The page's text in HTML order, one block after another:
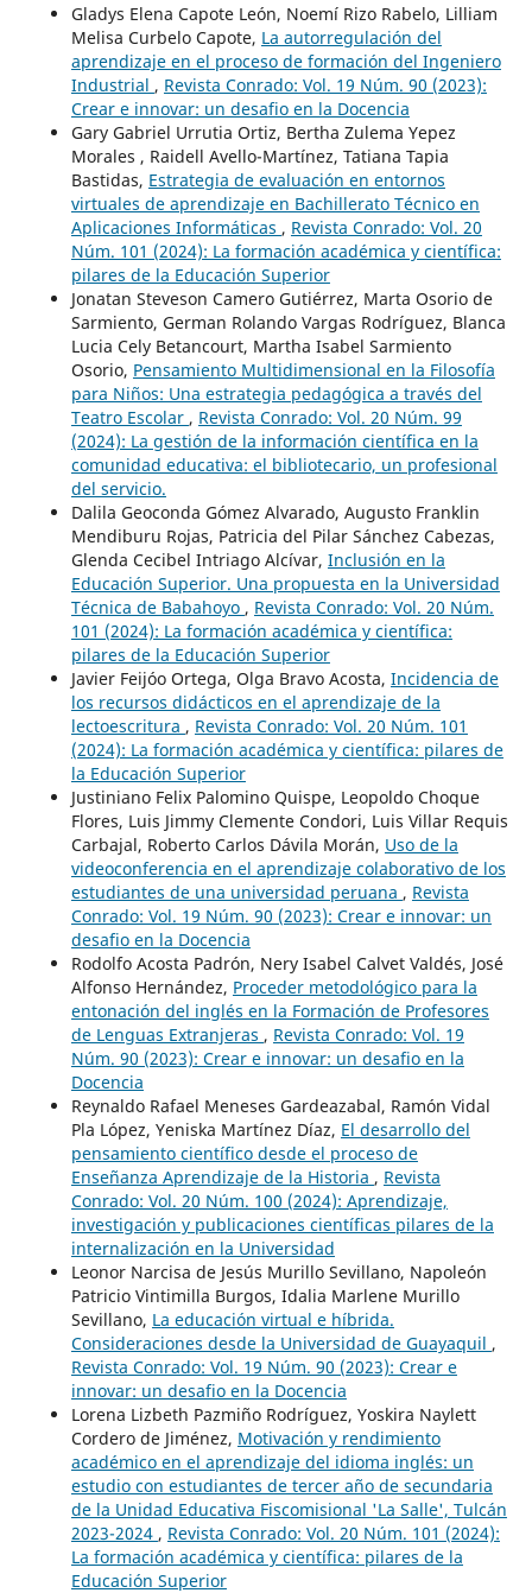
Gladys Elena Capote León, Noemí Rizo Rabelo, Lilliam
Melisa Curbelo Capote, La autorregulación del
aprendizaje en el proceso de formación del Ingeniero
Industrial , Revista Conrado: Vol. 19 Núm. 90 (2023):
Crear e innovar: un desafio en la Docencia
Gary Gabriel Urrutia Ortiz, Bertha Zulema Yepez
Morales , Raidell Avello-Martínez, Tatiana Tapia
Bastidas, Estrategia de evaluación en entornos
virtuales de aprendizaje en Bachillerato Técnico en
Aplicaciones Informáticas , Revista Conrado: Vol. 20
Núm. 101 (2024): La formación académica y científica:
pilares de la Educación Superior
Jonatan Steveson Camero Gutiérrez, Marta Osorio de
Sarmiento, German Rolando Vargas Rodríguez, Blanca
Lucia Cely Betancourt, Martha Isabel Sarmiento
Osorio, Pensamiento Multidimensional en la Filosofía
para Niños: Una estrategia pedagógica a través del
Teatro Escolar , Revista Conrado: Vol. 20 Núm. 99
(2024): La gestión de la información científica en la
comunidad educativa: el bibliotecario, un profesional
del servicio.
Dalila Geoconda Gómez Alvarado, Augusto Franklin
Mendiburu Rojas, Patricia del Pilar Sánchez Cabezas,
Glenda Cecibel Intriago Alcívar, Inclusión en la
Educación Superior. Una propuesta en la Universidad
Técnica de Babahoyo , Revista Conrado: Vol. 20 Núm.
101 (2024): La formación académica y científica:
pilares de la Educación Superior
Javier Feijóo Ortega, Olga Bravo Acosta, Incidencia de
los recursos didácticos en el aprendizaje de la
lectoescritura , Revista Conrado: Vol. 20 Núm. 101
(2024): La formación académica y científica: pilares de
la Educación Superior
Justiniano Felix Palomino Quispe, Leopoldo Choque
Flores, Luis Jimmy Clemente Condori, Luis Villar Requis
Carbajal, Roberto Carlos Dávila Morán, Uso de la
videoconferencia en el aprendizaje colaborativo de los
estudiantes de una universidad peruana , Revista
Conrado: Vol. 19 Núm. 90 (2023): Crear e innovar: un
desafio en la Docencia
Rodolfo Acosta Padrón, Nery Isabel Calvet Valdés, José
Alfonso Hernández, Proceder metodológico para la
entonación del inglés en la Formación de Profesores
de Lenguas Extranjeras , Revista Conrado: Vol. 19
Núm. 90 (2023): Crear e innovar: un desafio en la
Docencia
Reynaldo Rafael Meneses Gardeazabal, Ramón Vidal
Pla López, Yeniska Martínez Díaz, El desarrollo del
pensamiento científico desde el proceso de
Enseñanza Aprendizaje de la Historia , Revista
Conrado: Vol. 20 Núm. 100 (2024): Aprendizaje,
investigación y publicaciones científicas pilares de la
internalización en la Universidad
Leonor Narcisa de Jesús Murillo Sevillano, Napoleón
Patricio Vintimilla Burgos, Idalia Marlene Murillo
Sevillano, La educación virtual e híbrida.
Consideraciones desde la Universidad de Guayaquil ,
Revista Conrado: Vol. 19 Núm. 90 (2023): Crear e
innovar: un desafio en la Docencia
Lorena Lizbeth Pazmiño Rodríguez, Yoskira Naylett
Cordero de Jiménez, Motivación y rendimiento
académico en el aprendizaje del idioma inglés: un
estudio con estudiantes de tercer año de secundaria
de la Unidad Educativa Fiscomisional 'La Salle', Tulcán
2023-2024 , Revista Conrado: Vol. 20 Núm. 101 (2024):
La formación académica y científica: pilares de la
Educación Superior